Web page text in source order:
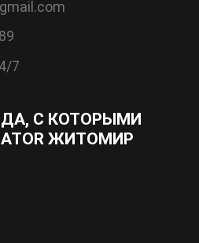
7
С КОТОРЫМИ
ЖИТОМИР